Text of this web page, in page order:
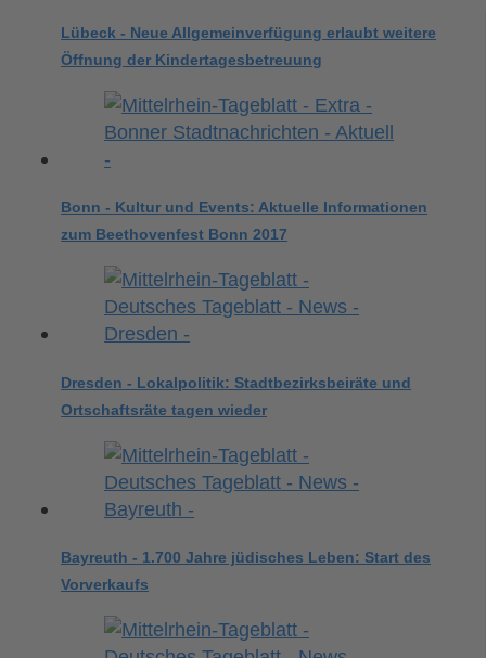
Lübeck - Neue Allgemeinverfügung erlaubt weitere
Öffnung der Kindertagesbetreuung
Bonn - Kultur und Events: Aktuelle Informationen
zum Beethovenfest Bonn 2017
Dresden - Lokalpolitik: Stadtbezirksbeiräte und
Ortschaftsräte tagen wieder
Bayreuth - 1.700 Jahre jüdisches Leben: Start des
Vorverkaufs